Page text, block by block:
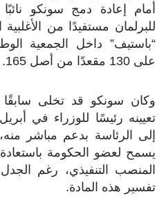
إعادة دمج سونكو نائبًا
مستفيدًا من الأغلبية
داخل الجمعية
من أصل 165.
سونكو قد تخلى سابقًا عن
الرئاسة بدعم مباشر منه،
لعضو الحكومة باستعادة
التنفيذي، رغم الجدل
هذه المادة.